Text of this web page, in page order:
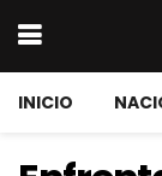
INICIO